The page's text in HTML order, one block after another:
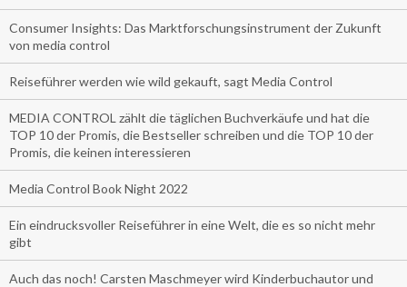
Consumer Insights: Das Marktforschungsinstrument der Zukunft
von media control
Reiseführer werden wie wild gekauft, sagt Media Control
MEDIA CONTROL zählt die täglichen Buchverkäufe und hat die
TOP 10 der Promis, die Bestseller schreiben und die TOP 10 der
Promis, die keinen interessieren
Media Control Book Night 2022
Ein eindrucksvoller Reiseführer in eine Welt, die es so nicht mehr
gibt
Auch das noch! Carsten Maschmeyer wird Kinderbuchautor und